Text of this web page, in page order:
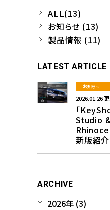
ALL(13)
お知らせ (13)
製品情報 (11)
LATEST ARTICLE
お知らせ
2026.01.26
「
Studio
新版紹
ARCHIVE
2026年 (3)